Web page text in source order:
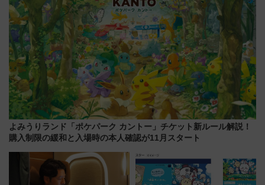
よみうりランド「ポケパーク カントー」チケット新ルール解説！
購入制限の緩和と入場時の本人確認が11月スタート